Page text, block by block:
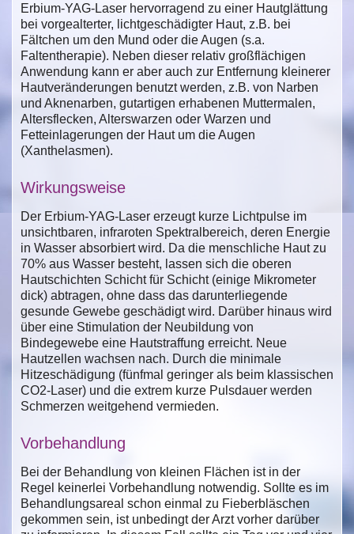
Erbium-YAG-Laser hervorragend zu einer Hautglättung
bei vorgealterter, lichtgeschädigter Haut, z.B. bei
Fältchen um den Mund oder die Augen (s.a.
Faltentherapie). Neben dieser relativ großflächigen
Anwendung kann er aber auch zur Entfernung kleinerer
Hautveränderungen benutzt werden, z.B. von Narben
und Aknenarben, gutartigen erhabenen Muttermalen,
Altersflecken, Alterswarzen oder Warzen und
Fetteinlagerungen der Haut um die Augen
(Xanthelasmen).
Wirkungsweise
Der Erbium-YAG-Laser erzeugt kurze Lichtpulse im
unsichtbaren, infraroten Spektralbereich, deren Energie
in Wasser absorbiert wird. Da die menschliche Haut zu
70% aus Wasser besteht, lassen sich die oberen
Hautschichten Schicht für Schicht (einige Mikrometer
dick) abtragen, ohne dass das darunterliegende
gesunde Gewebe geschädigt wird. Darüber hinaus wird
über eine Stimulation der Neubildung von
Bindegewebe eine Hautstraffung erreicht. Neue
Hautzellen wachsen nach. Durch die minimale
Hitzeschädigung (fünfmal geringer als beim klassischen
CO2-Laser) und die extrem kurze Pulsdauer werden
Schmerzen weitgehend vermieden.
Vorbehandlung
Bei der Behandlung von kleinen Flächen ist in der
Regel keinerlei Vorbehandlung notwendig. Sollte es im
Behandlungsareal schon einmal zu Fieberbläschen
gekommen sein, ist unbedingt der Arzt vorher darüber